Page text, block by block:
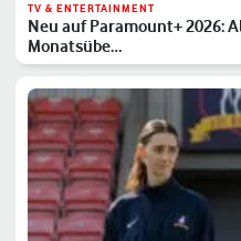
TV & ENTERTAINMENT
Neu auf Paramount+ 2026:
Monatsübe…